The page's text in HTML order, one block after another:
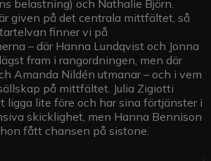
belastning) och Nathalie Björn.
given på det centrala mittfältet, så
finner vi på
– där Hanna Lundqvist och Jonna
fram i rangordningen, men där
Amanda Nildén utmanar – och i vem
på mittfältet. Julia Zigiotti
ligga lite före och har sina förtjänster i
skicklighet, men Hanna Bennison
fått chansen på sistone.